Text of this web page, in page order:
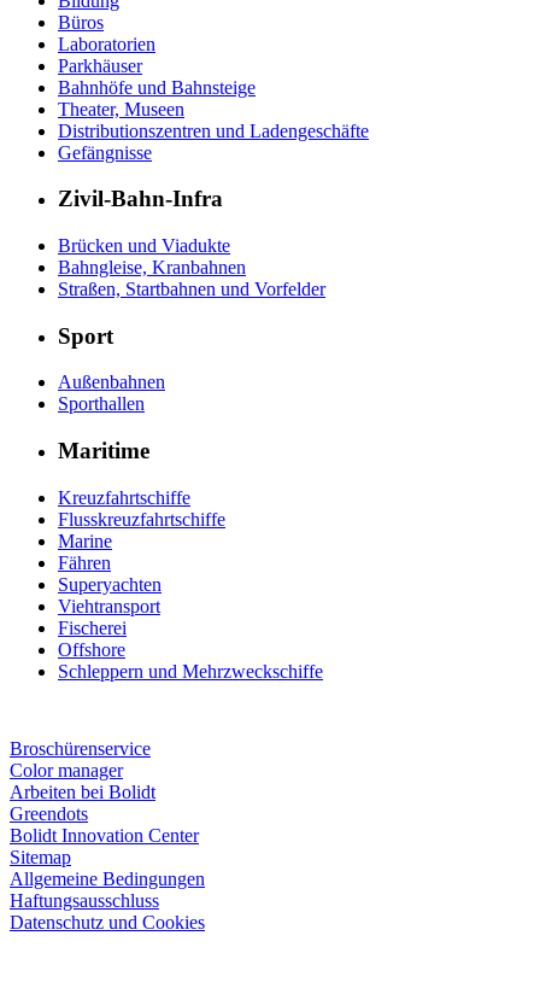
Büros
Laboratorien
Parkhäuser
Bahnhöfe und Bahnsteige
Theater, Museen
Distributionszentren und Ladengeschäfte
Gefängnisse
Zivil-Bahn-Infra
Brücken und Viadukte
Bahngleise, Kranbahnen
Straßen, Startbahnen und Vorfelder
Sport
Außenbahnen
Sporthallen
Maritime
Kreuzfahrtschiffe
Flusskreuzfahrtschiffe
Marine
Fähren
Superyachten
Viehtransport
Fischerei
Offshore
Schleppern und Mehrzweckschiffe
Broschürenservice
Color manager
Arbeiten bei Bolidt
Greendots
Bolidt Innovation Center
Sitemap
Allgemeine Bedingungen
Haftungsausschluss
Datenschutz und Cookies